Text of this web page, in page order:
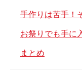
手作りは苦手！
お祭りでも手に
まとめ